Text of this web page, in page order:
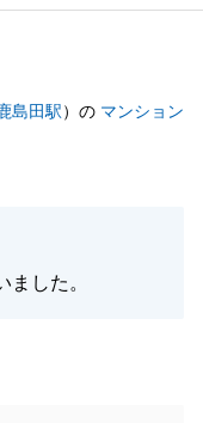
。
島田駅）の マンション
した。